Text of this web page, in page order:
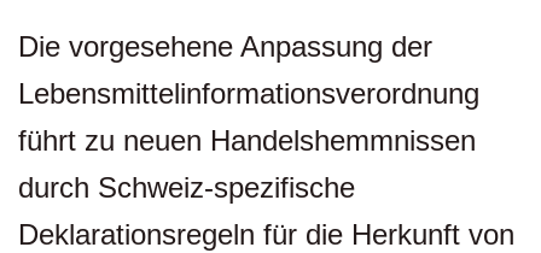
Die vorgesehene Anpassung der
Lebensmittelinformationsverordnung
führt zu neuen Handelshemmnissen
durch Schweiz-spezifische
Deklarationsregeln für die Herkunft von